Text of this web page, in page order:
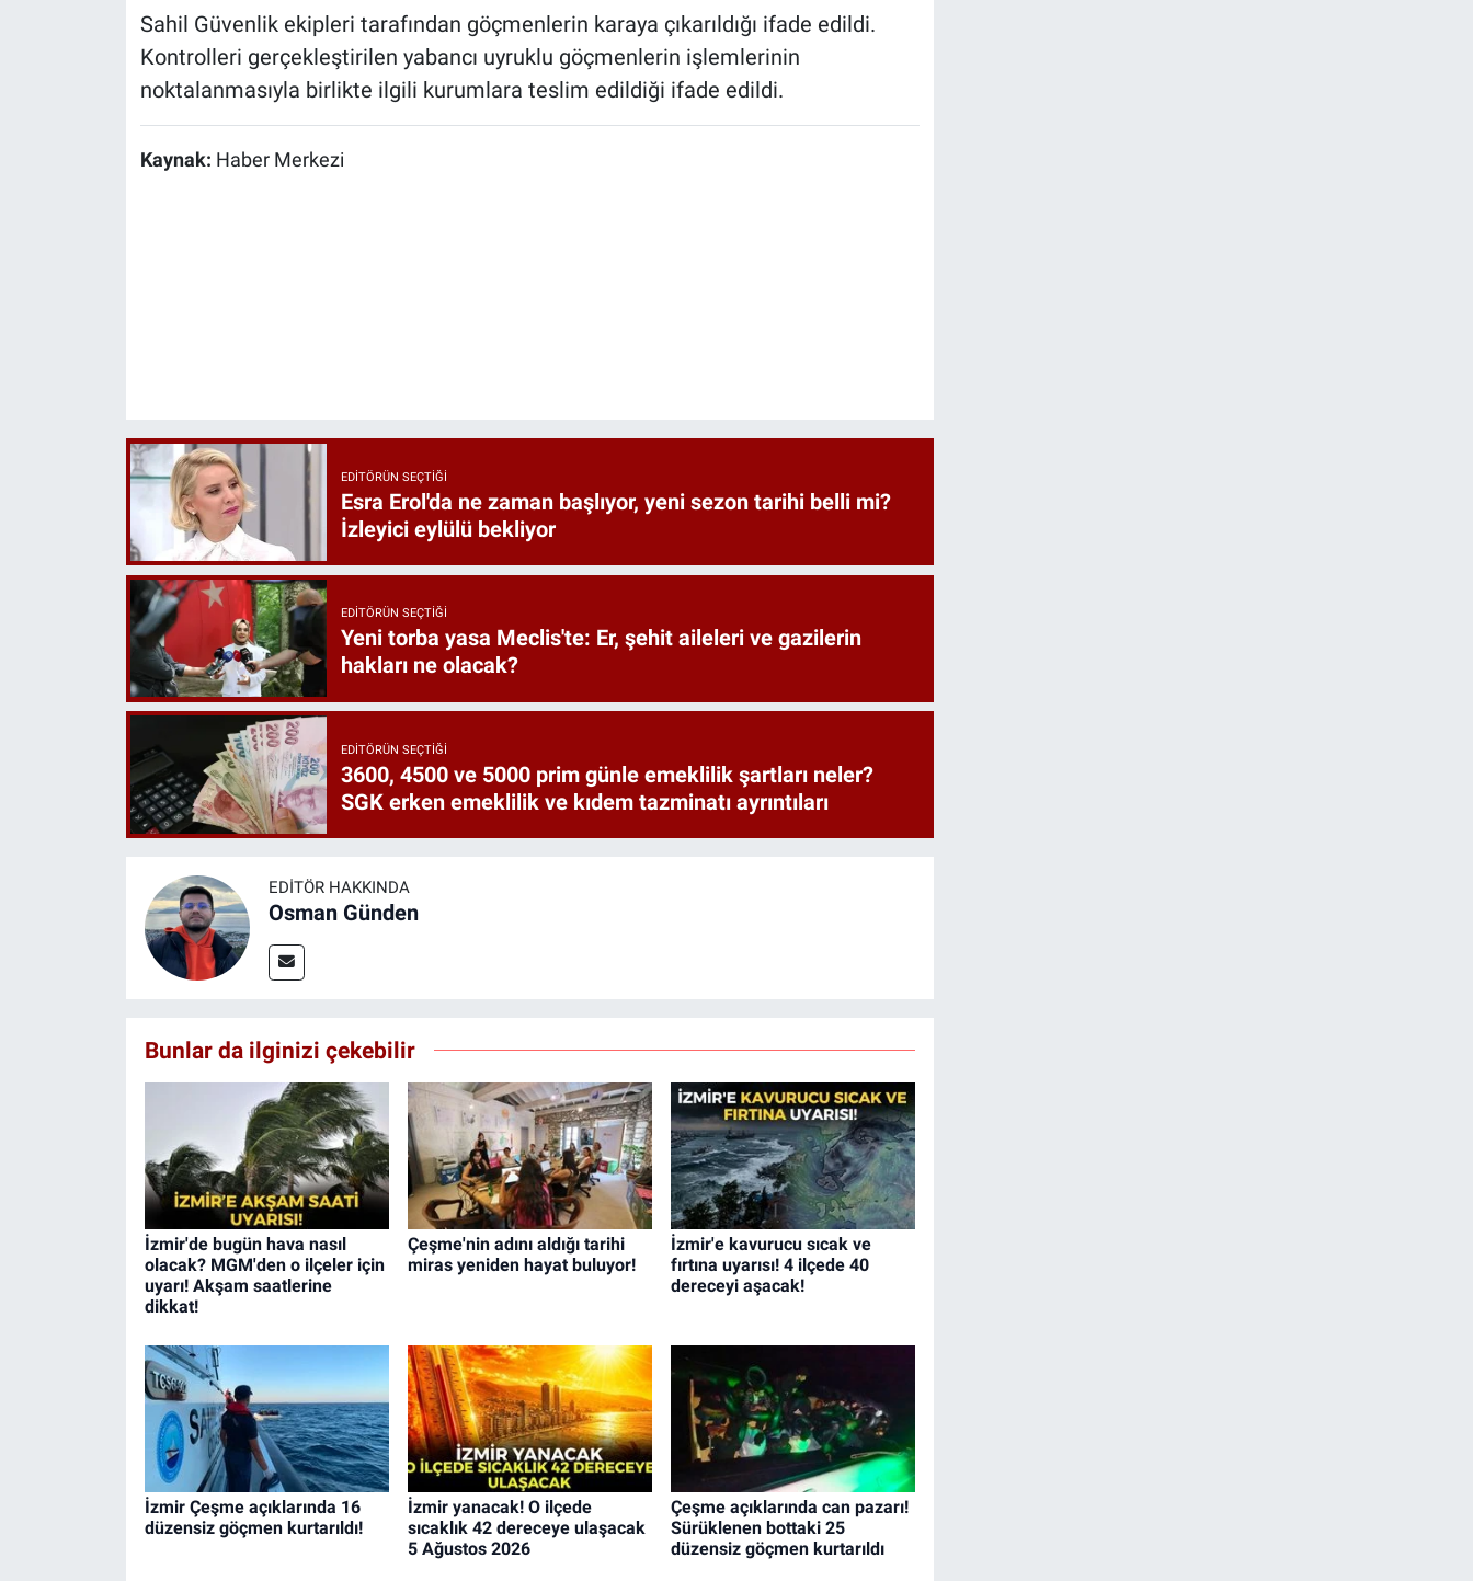
Sahil Güvenlik ekipleri tarafından göçmenlerin karaya çıkarıldığı ifade edildi.
Kontrolleri gerçekleştirilen yabancı uyruklu göçmenlerin işlemlerinin
noktalanmasıyla birlikte ilgili kurumlara teslim edildiği ifade edildi.
Kaynak: Haber Merkezi
EDITÖRÜN SEÇTIĞI
Esra Erol'da ne zaman başlıyor, yeni sezon tarihi belli mi?
İzleyici eylülü bekliyor
EDITÖRÜN SEÇTIĞI
Yeni torba yasa Meclis'te: Er, şehit aileleri ve gazilerin
hakları ne olacak?
EDITÖRÜN SEÇTIĞI
3600, 4500 ve 5000 prim günle emeklilik şartları neler?
SGK erken emeklilik ve kıdem tazminatı ayrıntıları
EDITÖR HAKKINDA
Osman Günden
Bunlar da ilginizi çekebilir
İzmir'de bugün hava nasıl
olacak? MGM'den o ilçeler için
uyarı! Akşam saatlerine
dikkat!
Çeşme'nin adını aldığı tarihi
miras yeniden hayat buluyor!
İzmir'e kavurucu sıcak ve
fırtına uyarısı! 4 ilçede 40
dereceyi aşacak!
İzmir Çeşme açıklarında 16
düzensiz göçmen kurtarıldı!
İzmir yanacak! O ilçede
sıcaklık 42 dereceye ulaşacak
5 Ağustos 2026
Çeşme açıklarında can pazarı!
Sürüklenen bottaki 25
düzensiz göçmen kurtarıldı